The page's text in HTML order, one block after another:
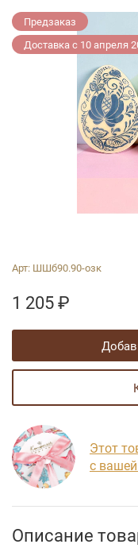
Предзаказ
Доставка с 10 апреля
Арт: ШШб90.90-озк
1 205₽
Этот
с
Описание